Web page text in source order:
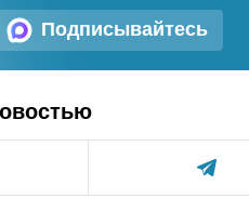
Подписывайтесь